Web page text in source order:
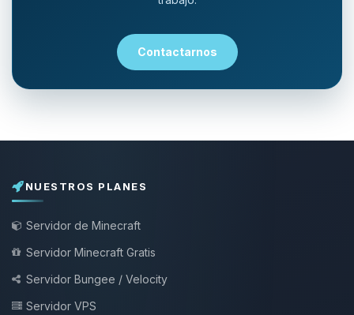
Contactarnos
NUESTROS PLANES
Servidor de Minecraft
Servidor Minecraft Gratis
Servidor Bungee / Velocity
Servidor VPS